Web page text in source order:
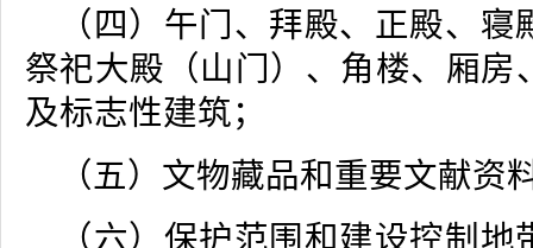
（四）午门、拜殿、正殿、
祭祀大殿（山门）、角楼、厢房
及标志性建筑；
（五）文物藏品和重要文献资
（六）保护范围和建设控制